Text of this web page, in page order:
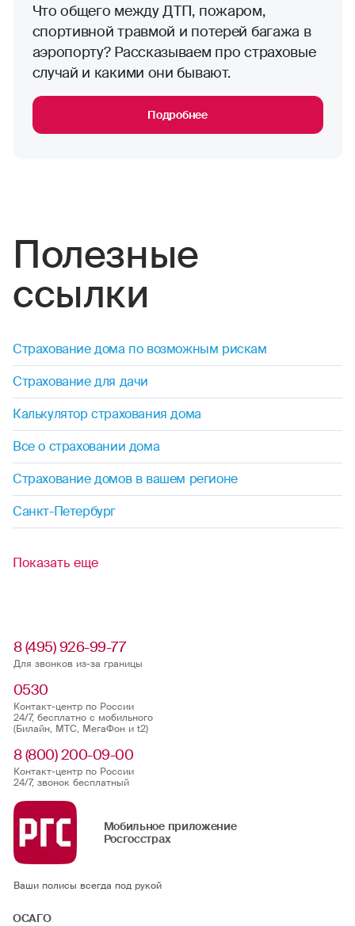
Что общего между ДТП, пожаром,
спортивной травмой и потерей багажа в
аэропорту? Рассказываем про страховые
случай и какими они бывают.
Подробнее
Полезные
ссылки
Страхование дома по возможным рискам
Страхование для дачи
Калькулятор страхования дома
Все о страховании дома
Страхование домов в вашем регионе
Санкт-Петербург
Показать еще
8 (495) 926-99-77
Для звонков из-за границы
0530
Контакт-центр по России
24/7, бесплатно с мобильного
(Билайн, МТС, МегаФон и t2)
8 (800) 200-09-00
Контакт-центр по России
24/7, звонок бесплатный
Мобильное приложение
Росгосстрах
Ваши полисы всегда под рукой
ОСАГО